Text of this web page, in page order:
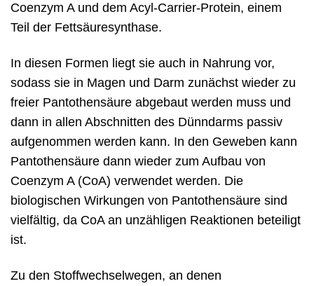
Coenzym A und dem Acyl-Carrier-Protein, einem
Teil der Fettsäuresynthase.
In diesen Formen liegt sie auch in Nahrung vor,
sodass sie in Magen und Darm zunächst wieder zu
freier Pantothensäure abgebaut werden muss und
dann in allen Abschnitten des Dünndarms passiv
aufgenommen werden kann. In den Geweben kann
Pantothensäure dann wieder zum Aufbau von
Coenzym A (CoA) verwendet werden. Die
biologischen Wirkungen von Pantothensäure sind
vielfältig, da CoA an unzähligen Reaktionen beteiligt
ist.
Zu den Stoffwechselwegen, an denen